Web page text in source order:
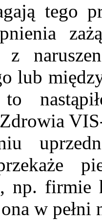
tego
lub
to
np. firmie
w